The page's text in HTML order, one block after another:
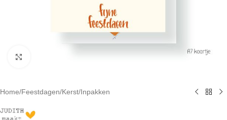
Home/Feestdagen/Kerst/Inpakken